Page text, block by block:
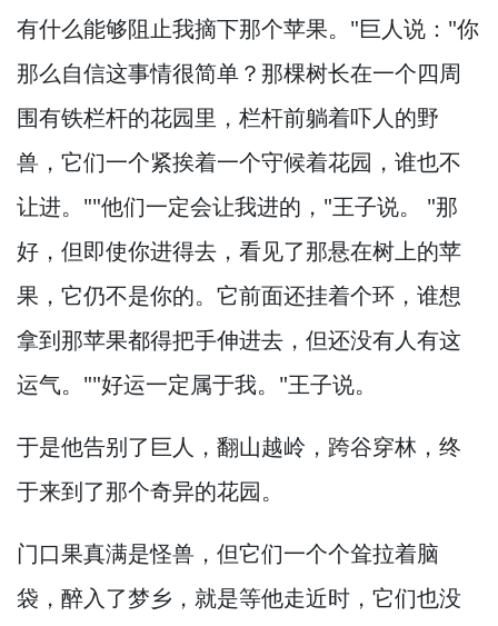
有什么能够阻止我摘下那个苹果。 "巨人说："你
那么自信这事情很简单？ 那棵树长在一个四周
围有铁栏杆的花园里， 栏杆前躺着吓人的野
兽， 它们一个紧挨着一个守候着花园， 谁也不
让进。 ""他们一定会让我进的， "王子说。
"那
好， 但即使你进得去， 看见了那悬在树上的苹
果， 它仍不是你的。 它前面还挂着个环， 谁想
拿到那苹果都得把手伸进去， 但还没有人有这
运气。 ""好运一定属于我。 "王子说。
于是他告别了巨人， 翻山越岭， 跨谷穿林， 终
于来到了那个奇异的花园。
门口果真满是怪兽， 但它们一个个耸拉着脑
袋， 醉入了梦乡， 就是等他走近时， 它们也没